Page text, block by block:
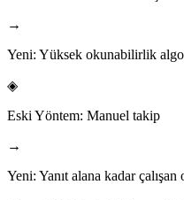
→
Yeni: Yüksek okunabilirlik
◈
Eski Yöntem: Manuel takip
→
Yeni: Yanıt alana kadar